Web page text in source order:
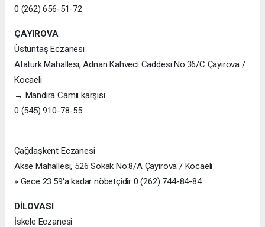
0 (262) 656-51-72
ÇAYIROVA
Üstüntaş Eczanesi
Atatürk Mahallesi, Adnan Kahveci Caddesi No:36/C Çayırova /
Kocaeli
→ Mandıra Camii karşısı
0 (545) 910-78-55
Çağdaşkent Eczanesi
Akse Mahallesi, 526 Sokak No:8/A Çayırova / Kocaeli
» Gece 23:59'a kadar nöbetçidir 0 (262) 744-84-84
DİLOVASI
İskele Eczanesi